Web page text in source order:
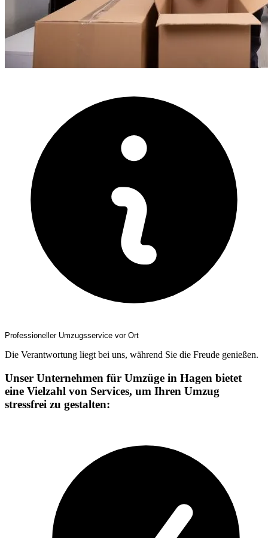
Professioneller Umzugsservice vor Ort
Die Verantwortung liegt bei uns, während Sie die Freude genießen.
Unser Unternehmen für Umzüge in Hagen bietet
eine Vielzahl von Services, um Ihren Umzug
stressfrei zu gestalten: